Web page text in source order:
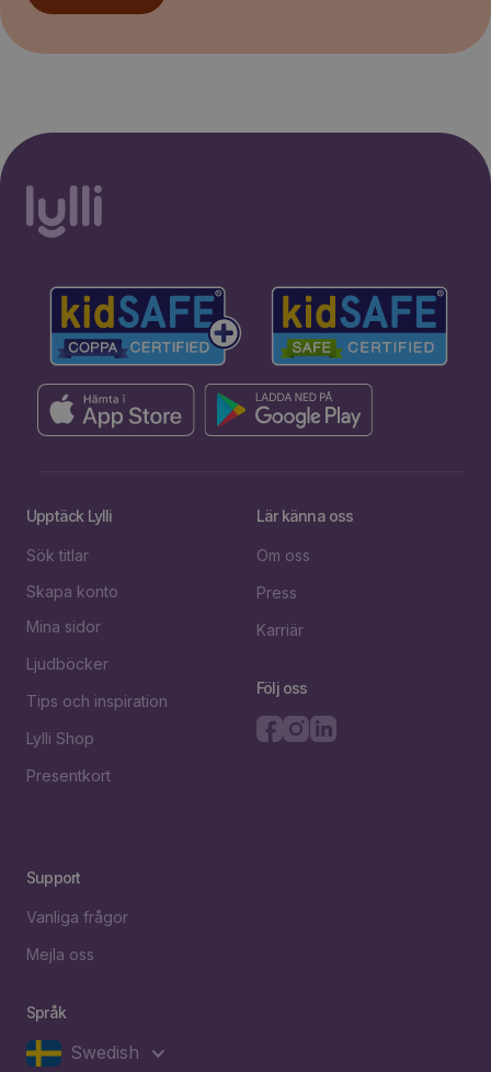
Upptäck Lylli
Sök titlar
Skapa konto
Mina sidor
Ljudböcker
Tips och inspiration
Lylli Shop
Presentkort
Lär känna oss
Om oss
Press
Karriär
Följ oss
Support
Vanliga frågor
Mejla oss
Språk
Swedish